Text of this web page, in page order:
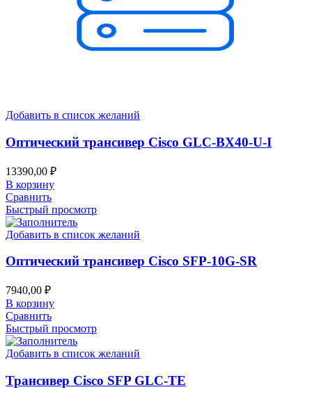
Добавить в список желаний
Оптический трансивер Cisco GLC-BX40-U-I
13390,00 ₽
В корзину
Сравнить
Быстрый просмотр
Добавить в список желаний
Оптический трансивер Cisco SFP-10G-SR
7940,00 ₽
В корзину
Сравнить
Быстрый просмотр
Добавить в список желаний
Трансивер Cisco SFP GLC-TE